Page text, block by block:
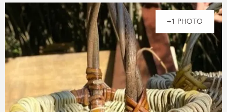
+1 PHOTO